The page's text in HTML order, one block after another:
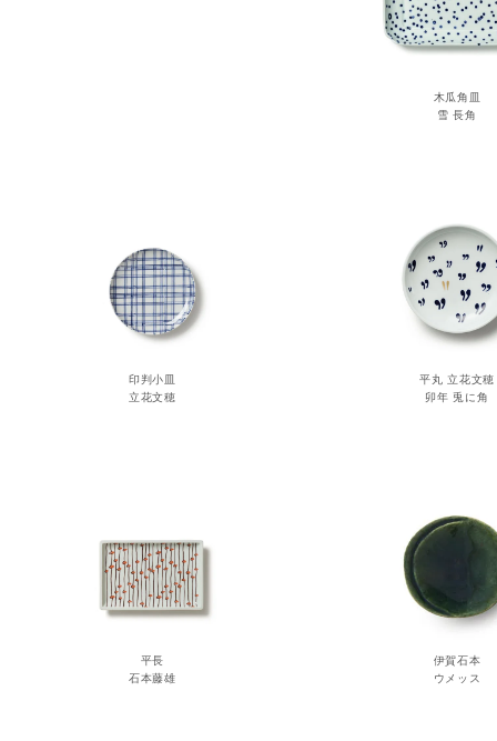
木瓜角皿
雪 長角
印判小皿
立花文穂
平丸 立花文穂
卯年 兎に角
平長
石本藤雄
伊賀石本
ウメッス